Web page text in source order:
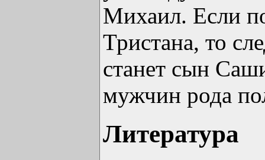
Михаил. Если
Тристана, то
станет сын
мужчин рода
Литература